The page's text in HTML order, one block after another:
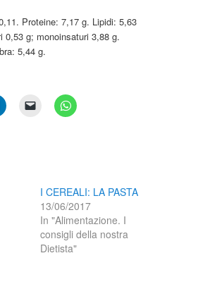
Proteine: 7,17 g. Lipidi: 5,63
0,53 g; monoinsaturi 3,88 g.
5,44 g.
I CEREALI: LA PASTA
13/06/2017
In "Alimentazione. I
consigli della nostra
Dietista"